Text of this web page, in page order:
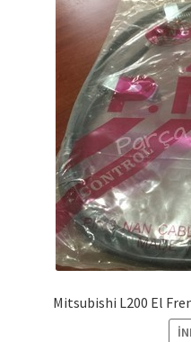
Mitsubishi L200 El